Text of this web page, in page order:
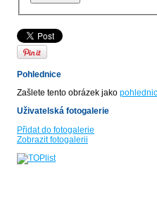
Pohlednice
Zašlete tento obrázek jako
Uživatelská fotogalerie
Přidat do fotogalerie
Zobrazit fotogalerii